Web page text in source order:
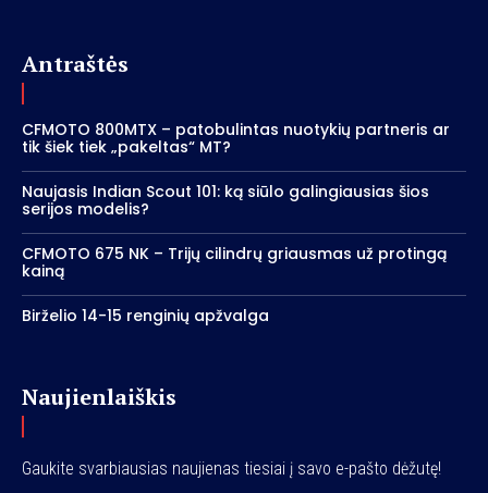
Antraštės
CFMOTO 800MTX – patobulintas nuotykių partneris ar
tik šiek tiek „pakeltas“ MT?
Naujasis Indian Scout 101: ką siūlo galingiausias šios
serijos modelis?
CFMOTO 675 NK – Trijų cilindrų griausmas už protingą
kainą
Birželio 14-15 renginių apžvalga
Naujienlaiškis
Gaukite svarbiausias naujienas tiesiai į savo e-pašto dėžutę!